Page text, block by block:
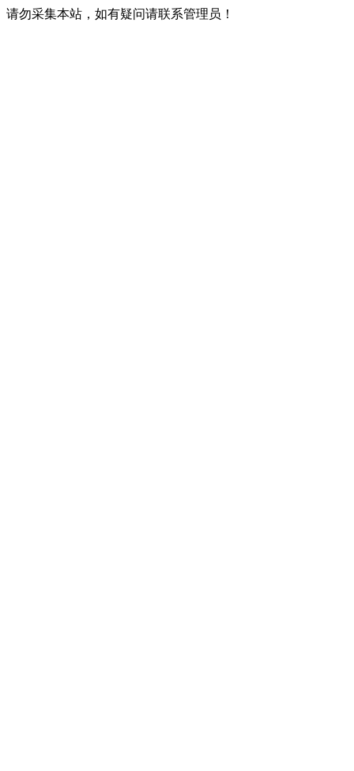
请勿采集本站，如有疑问请联系管理员！